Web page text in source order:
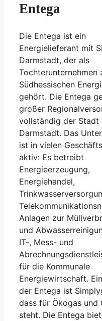
Entega
Die Entega ist ein
Energielieferant mit
Darmstadt, der als
Tochterunternehmen
Südhessischen
gehört. Die Entega
großer
vollständig der Stadt
Darmstadt. Das
ist in vielen
aktiv: Es betreibt
Energieerzeugung,
Energiehandel,
Anlagen zur
und
IT-, Mess- und
für die Kommunale
Energiewirtschaft.
der Entega ist
dass für Ökogas und
steht. Die Entega